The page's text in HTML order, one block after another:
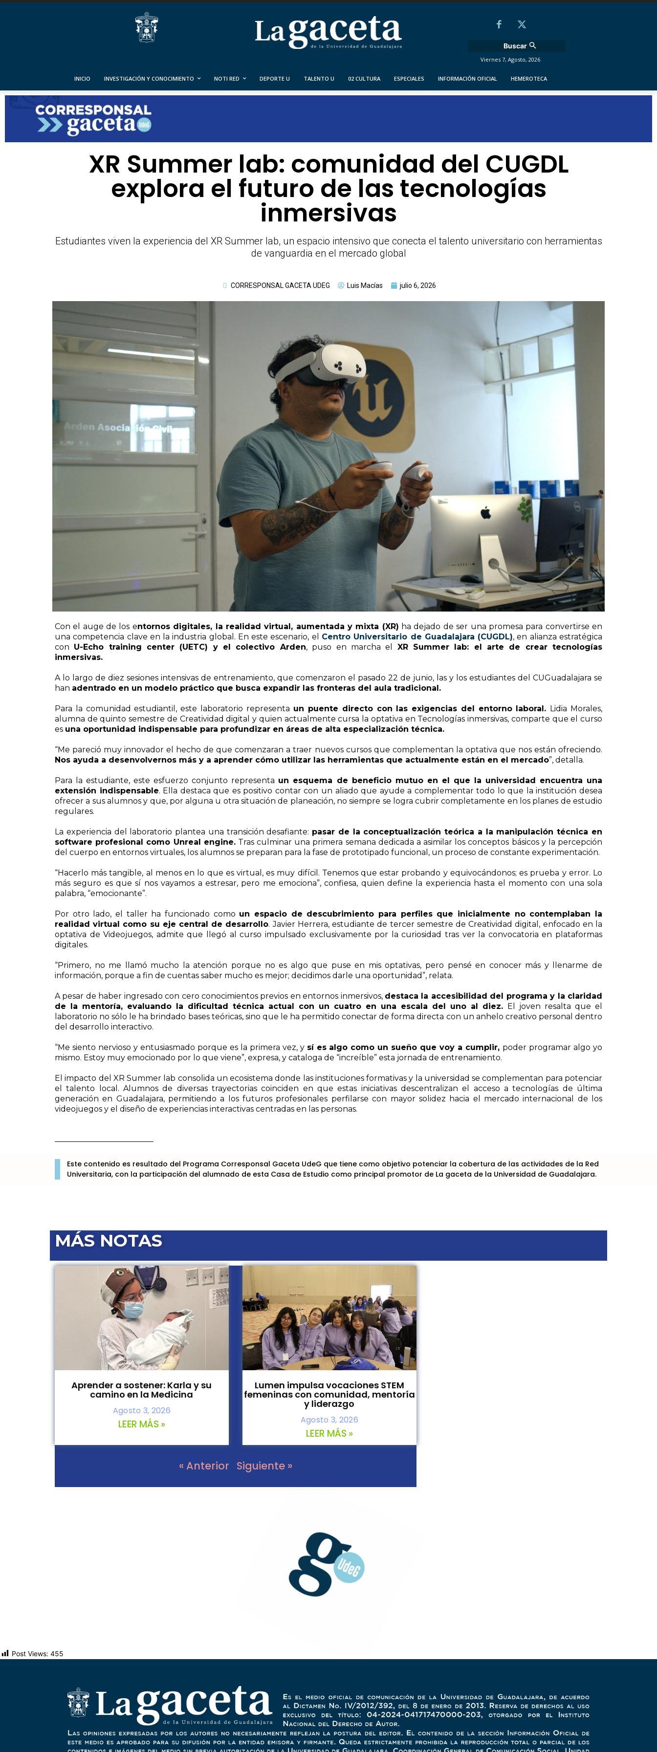
Buscar
Viernes 7, Agosto, 2026
INICIO INVESTIGACIÓN Y CONOCIMIENTO NOTI RED DEPORTE U TALENTO U 02 CULTURA ESPECIALES INFORMACIÓN OFICIAL HEMEROTECA
XR Summer lab: comunidad del CUGDL
explora el futuro de las tecnologías
inmersivas
Estudiantes viven la experiencia del XR Summer lab, un espacio intensivo que conecta el talento universitario con herramientas
de vanguardia en el mercado global
CORRESPONSAL GACETA UDEG Luis Macías julio 6, 2026
Con el auge de los entornos digitales, la realidad virtual, aumentada y mixta (XR) ha dejado de ser una promesa para convertirse en
una competencia clave en la industria global. En este escenario, el Centro Universitario de Guadalajara (CUGDL), en alianza estratégica
con U-Echo training center (UETC) y el colectivo Arden, puso en marcha el XR Summer lab: el arte de crear tecnologías
inmersivas.
A lo largo de diez sesiones intensivas de entrenamiento, que comenzaron el pasado 22 de junio, las y los estudiantes del CUGuadalajara se
han adentrado en un modelo práctico que busca expandir las fronteras del aula tradicional.
Para la comunidad estudiantil, este laboratorio representa un puente directo con las exigencias del entorno laboral. Lidia Morales,
alumna de quinto semestre de Creatividad digital y quien actualmente cursa la optativa en Tecnologías inmersivas, comparte que el curso
es una oportunidad indispensable para profundizar en áreas de alta especialización técnica.
“Me pareció muy innovador el hecho de que comenzaran a traer nuevos cursos que complementan la optativa que nos están ofreciendo.
Nos ayuda a desenvolvernos más y a aprender cómo utilizar las herramientas que actualmente están en el mercado”, detalla.
Para la estudiante, este esfuerzo conjunto representa un esquema de beneficio mutuo en el que la universidad encuentra una
extensión indispensable. Ella destaca que es positivo contar con un aliado que ayude a complementar todo lo que la institución desea
ofrecer a sus alumnos y que, por alguna u otra situación de planeación, no siempre se logra cubrir completamente en los planes de estudio
regulares.
La experiencia del laboratorio plantea una transición desafiante: pasar de la conceptualización teórica a la manipulación técnica en
software profesional como Unreal engine.Tras culminar una primera semana dedicada a asimilar los conceptos básicos y la percepción
del cuerpo en entornos virtuales, los alumnos se preparan para la fase de prototipado funcional, un proceso de constante experimentación.
“Hacerlo más tangible, al menos en lo que es virtual, es muy difícil. Tenemos que estar probando y equivocándonos; es prueba y error. Lo
más seguro es que sí nos vayamos a estresar, pero me emociona”, confiesa, quien define la experiencia hasta el momento con una sola
palabra, “emocionante”.
Por otro lado, el taller ha funcionado como un espacio de descubrimiento para perfiles que inicialmente no contemplaban la
realidad virtual como su eje central de desarrollo. Javier Herrera, estudiante de tercer semestre de Creatividad digital, enfocado en la
optativa de Videojuegos, admite que llegó al curso impulsado exclusivamente por la curiosidad tras ver la convocatoria en plataformas
digitales.
“Primero, no me llamó mucho la atención porque no es algo que puse en mis optativas, pero pensé en conocer más y llenarme de
información, porque a fin de cuentas saber mucho es mejor; decidimos darle una oportunidad”, relata.
A pesar de haber ingresado con cero conocimientos previos en entornos inmersivos, destaca la accesibilidad del programa y la claridad
de la mentoría, evaluando la dificultad técnica actual con un cuatro en una escala del uno al diez. El joven resalta que el
laboratorio no sólo le ha brindado bases teóricas, sino que le ha permitido conectar de forma directa con un anhelo creativo personal dentro
del desarrollo interactivo.
“Me siento nervioso y entusiasmado porque es la primera vez, y sí es algo como un sueño que voy a cumplir, poder programar algo yo
mismo. Estoy muy emocionado por lo que viene”, expresa, y cataloga de “increíble” esta jornada de entrenamiento.
El impacto del XR Summer lab consolida un ecosistema donde las instituciones formativas y la universidad se complementan para potenciar
el talento local. Alumnos de diversas trayectorias coinciden en que estas iniciativas descentralizan el acceso a tecnologías de última
generación en Guadalajara, permitiendo a los futuros profesionales perfilarse con mayor solidez hacia el mercado internacional de los
videojuegos y el diseño de experiencias interactivas centradas en las personas.
Este contenido es resultado del Programa Corresponsal Gaceta UdeG que tiene como objetivo potenciar la cobertura de las actividades de la Red
Universitaria, con la participación del alumnado de esta Casa de Estudio como principal promotor de La gaceta de la Universidad de Guadalajara.
MÁS NOTAS
Aprender a sostener: Karla y su
camino en la Medicina
Agosto 3, 2026
LEER MÁS »
Lumen impulsa vocaciones STEM
femeninas con comunidad, mentoría
y liderazgo
Agosto 3, 2026
LEER MÁS »
« Anterior Siguiente »
Post Views: 455